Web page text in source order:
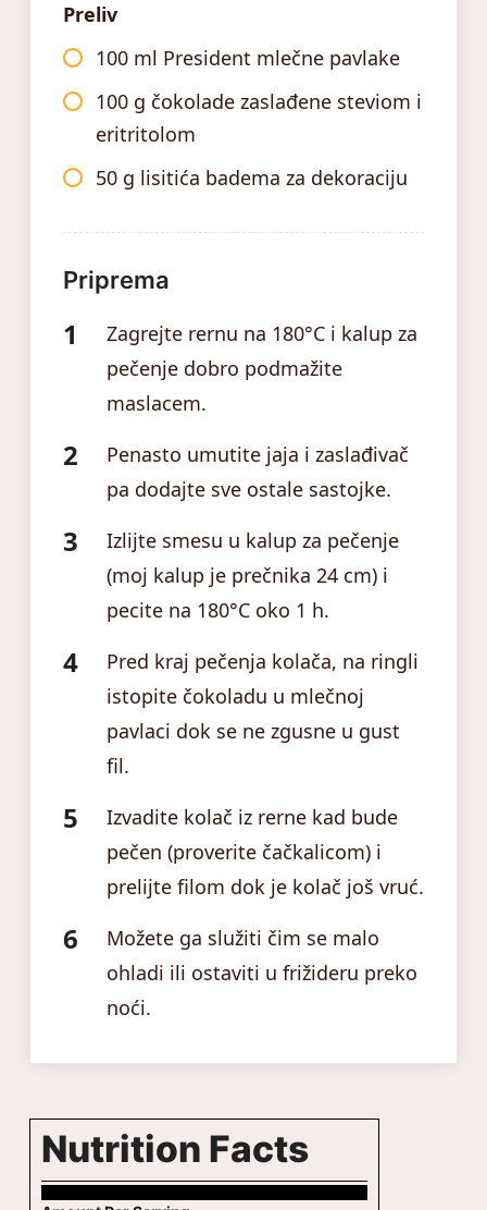
Preliv
100 ml President mlečne pavlake
100 g čokolade zaslađene steviom i
eritritolom
50 g lisitića badema za dekoraciju
Priprema
Zagrejte rernu na 180°C i kalup za
pečenje dobro podmažite
maslacem.
Penasto umutite jaja i zaslađivač
pa dodajte sve ostale sastojke.
Izlijte smesu u kalup za pečenje
(moj kalup je prečnika 24 cm) i
pecite na 180°C oko 1 h.
Pred kraj pečenja kolača, na ringli
istopite čokoladu u mlečnoj
pavlaci dok se ne zgusne u gust
fil.
Izvadite kolač iz rerne kad bude
pečen (proverite čačkalicom) i
prelijte filom dok je kolač još vruć.
Možete ga služiti čim se malo
ohladi ili ostaviti u frižideru preko
noći.
Nutrition Facts